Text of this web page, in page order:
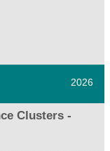
2026
Clusters -